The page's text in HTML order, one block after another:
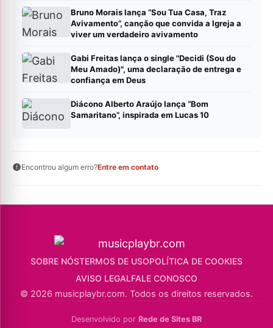
Bruno Morais lança “Sou Tua Casa, Traz
Avivamento”, canção que convida a Igreja a
viver um verdadeiro avivamento
Gabi Freitas lança o single "Decidi (Sou do
Meu Amado)", uma declaração de entrega e
confiança em Deus
Diácono Alberto Araújo lança “Bom
Samaritano”, inspirada em Lucas 10
Encontrou algum erro?Entre em contato
SOBRE NÓSTERMOS DE USOPOLÍTICA DE COOKIES
AVISO LEGALFALE CONOSCO
© 2026 musicplaybr.com. Todos os direitos reservados.
Desenvolvido por Rede de Sites BR